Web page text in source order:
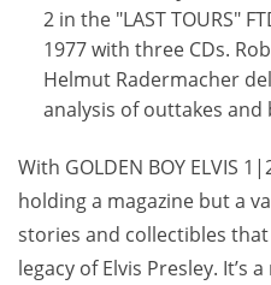
2 in the "LAST TOURS"
1977 with three CDs.
Helmut Radermacher
analysis of outtakes
With GOLDEN BOY ELVIS
holding a magazine but a
stories and collectibles
legacy of Elvis Presley. It’s